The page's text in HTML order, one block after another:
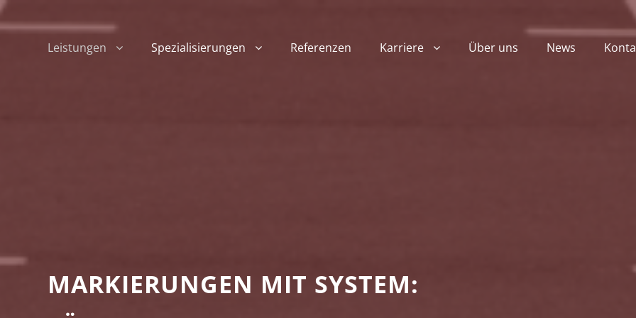
Leistungen Spezialisierungen Referenzen Karriere Über uns News
MARKIERUNGEN MIT SYSTEM: